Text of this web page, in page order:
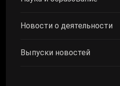
Новости о деятельности
Выпуски новостей